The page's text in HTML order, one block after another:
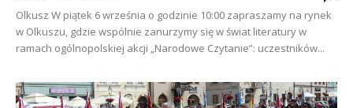
Olkusz W piątek 6 września o godzinie 10:00 zapraszamy na rynek
w Olkuszu, gdzie wspólnie zanurzymy się w świat literatury w
ramach ogólnopolskiej akcji „Narodowe Czytanie”: uczestników...